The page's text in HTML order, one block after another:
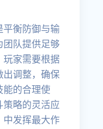
平衡防御与输
团队提供足够
玩家需要根据
出调整，确保
能的合理使
策略的灵活应
中发挥最大作